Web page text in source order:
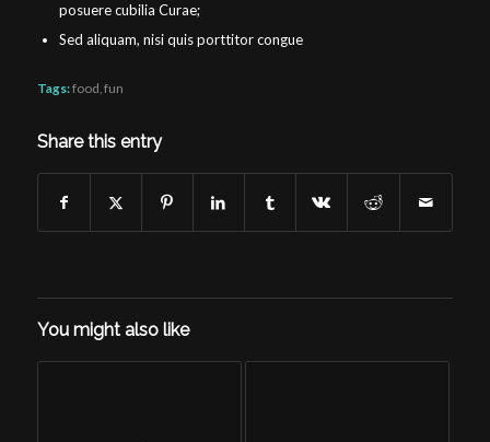
posuere cubilia Curae;
Sed aliquam, nisi quis porttitor congue
Tags:food fun
Share this entry
You might also like